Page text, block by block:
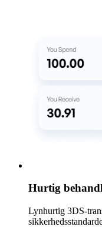
Hurtig
Lynhurtig 3DS-